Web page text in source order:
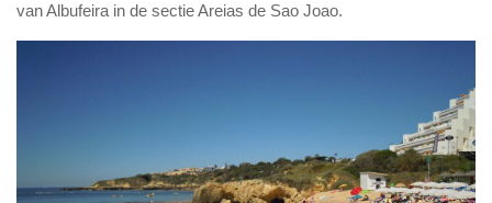
van Albufeira in de sectie Areias de Sao Joao.